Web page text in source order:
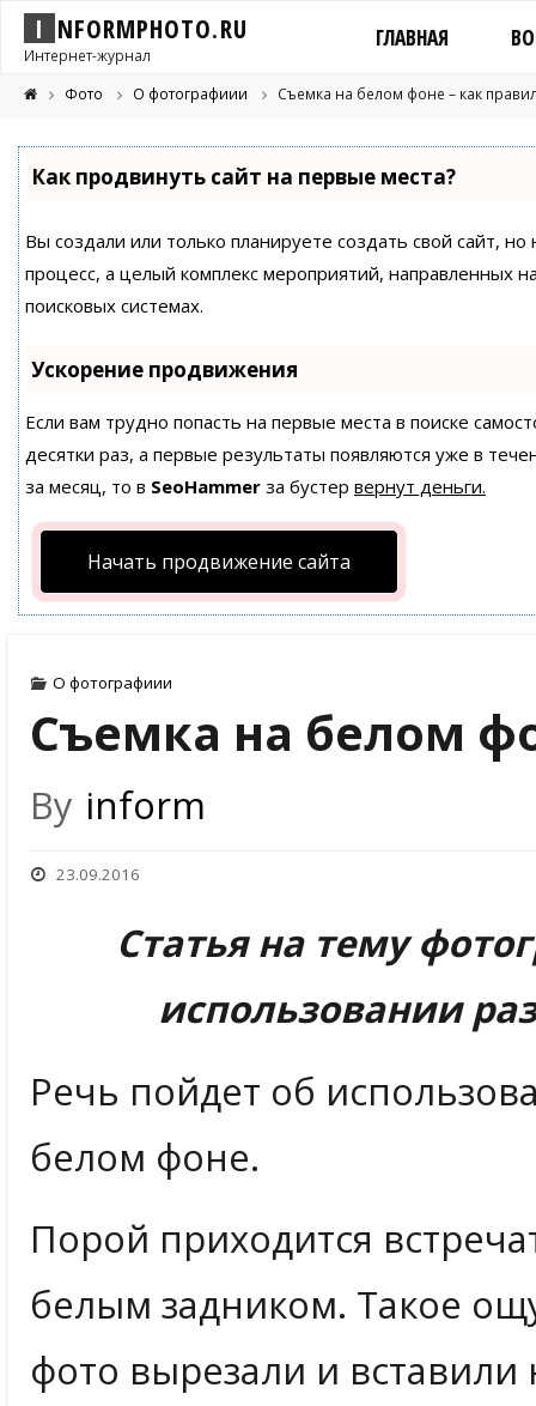
I NFORMPHOTO.RU
Интернет-журнал
ГЛАВНАЯ
Фото О фотографиии Съемка на белом фоне – как
Как продвинуть сайт на первые места?
Вы создали или только планируете создать свой сайт,
процесс, а целый комплекс мероприятий, направленных
поисковых системах.
Ускорение продвижения
Если вам трудно попасть на первые места в поиске
десятки раз, а первые результаты появляются уже в
за месяц, то в SeoHammer за бустер вернут деньги.
Начать продвижение сайта
О фотографиии
Съемка на белом
By inform
23.09.2016
Статья на тему
использовании
Речь пойдет об
белом фоне.
Порой приходится
белым задником. Такое
фото вырезали и